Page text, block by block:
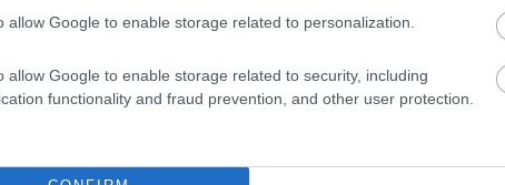
allow Google to enable storage related to personalization.
allow Google to enable storage related to security, including
functionality and fraud prevention, and other user protection.